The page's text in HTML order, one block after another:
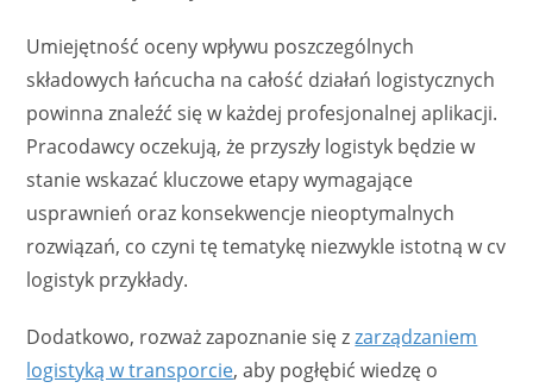
Umiejętność oceny wpływu poszczególnych
składowych łańcucha na całość działań logistycznych
powinna znaleźć się w każdej profesjonalnej aplikacji.
Pracodawcy oczekują, że przyszły logistyk będzie w
stanie wskazać kluczowe etapy wymagające
usprawnień oraz konsekwencje nieoptymalnych
rozwiązań, co czyni tę tematykę niezwykle istotną w cv
logistyk przykłady.
Dodatkowo, rozważ zapoznanie się zzarządzaniem
logistyką w transporcie, aby pogłębić wiedzę o